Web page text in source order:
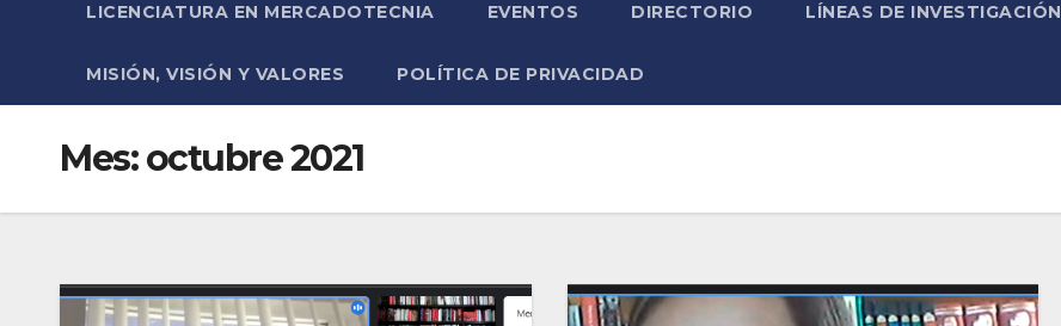
LICENCIATURA EN MERCADOTECNIA EVENTOS DIRECTORIO LÍNEAS DE INVESTIGACIÓN
MISIÓN, VISIÓN Y VALORES POLÍTICA DE PRIVACIDAD
Mes:octubre 2021